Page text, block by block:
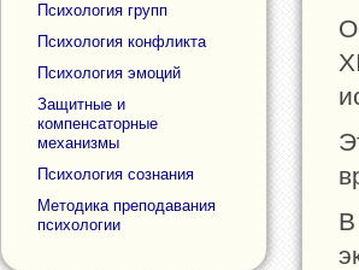
Психология групп
Психология конфликта
Психология эмоций
Защитные и
компенсаторные
механизмы
Психология сознания
Методика преподавания
психологии
В